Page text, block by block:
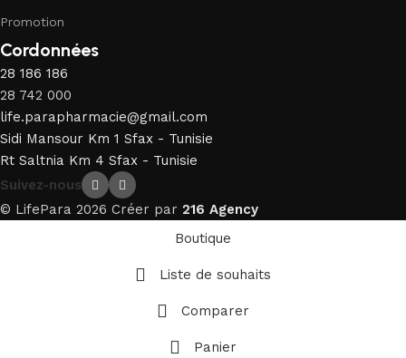
Promotion
Cordonnées
28 186 186
28 742 000
life.parapharmacie@gmail.com
Sidi Mansour Km 1 Sfax - Tunisie
Rt Saltnia Km 4 Sfax - Tunisie
Suivez-nous
© LifePara 2026 Créer par 216 Agency
Boutique
Liste de souhaits
Comparer
Panier